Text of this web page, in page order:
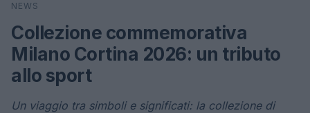
Cerca
NEWS
Collezione commemorativa
Milano Cortina 2026: un tributo
allo sport
Un viaggio tra simboli e significati: la collezione di